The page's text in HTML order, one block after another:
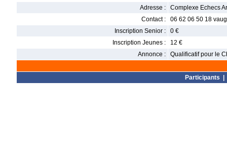
Adresse :
Complexe Echecs
Contact :
06 62 06 50 18
Inscription Senior :
0 €
Inscription Jeunes :
12 €
Annonce :
Qualificatif pour le
Participants